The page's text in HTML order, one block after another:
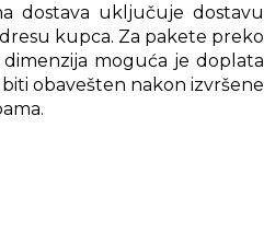
dostava uključuje dostavu
kupca. Za pakete preko
moguća je doplata
obavešten nakon izvršene